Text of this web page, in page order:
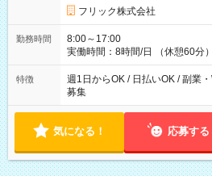
フリック株式会社
勤務時間
8:00～17:00
実働時間：8時間/日 （休憩60分） 残
募集は行っておりません。予め
特徴
週1日からOK / 日払いOK / 副業
募集
気になる！ 応募する